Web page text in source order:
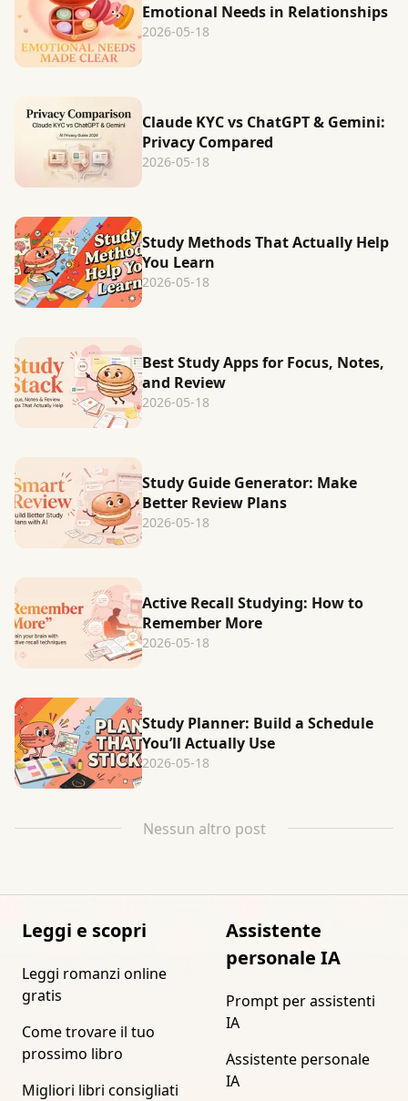
Emotional Needs in Relationships
2026-05-18
Claude KYC vs ChatGPT & Gemini:
Privacy Compared
2026-05-18
Study Methods That Actually Help
You Learn
2026-05-18
Best Study Apps for Focus, Notes,
and Review
2026-05-18
Study Guide Generator: Make
Better Review Plans
2026-05-18
Active Recall Studying: How to
Remember More
2026-05-18
Study Planner: Build a Schedule
You’ll Actually Use
2026-05-18
Nessun altro post
Leggi e scopri
Leggi romanzi online
gratis
Come trovare il tuo
prossimo libro
Migliori libri consigliati
Assistente
personale IA
Prompt per assistenti
IA
Assistente personale
IA